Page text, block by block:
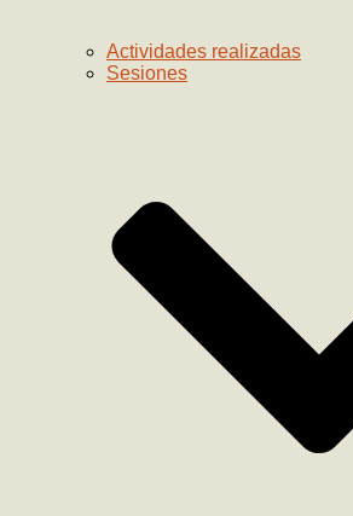
Actividades realizadas
Sesiones